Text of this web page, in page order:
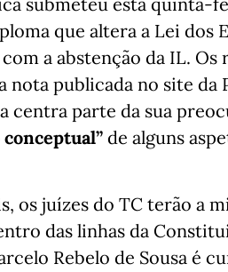
que altera a Lei dos
com a abstenção da IL.
nota publicada no site da
centra parte da sua
de alguns
os juízes do TC terão a
das linhas da
Rebelo de Sousa é